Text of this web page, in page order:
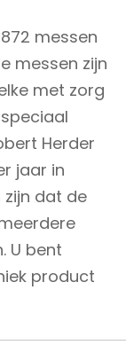
messen
messen zijn
met zorg
Herder
jaar in
dat de
U bent
product